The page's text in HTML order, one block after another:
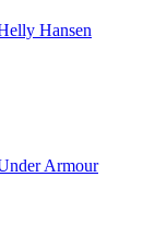
Hansen
Armour